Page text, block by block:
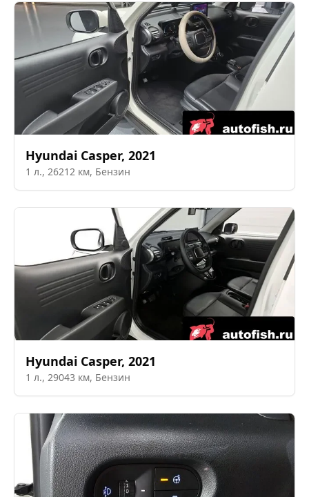
Hyundai Casper, 2021
1 л., 26212 км, Бензин
Hyundai Casper, 2021
1 л., 29043 км, Бензин